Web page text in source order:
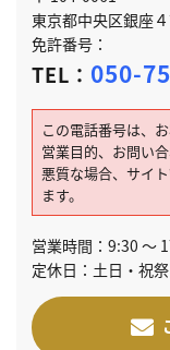
東京都中央区銀座
免許番号：
TEL： 050-
この電話番号は、
営業目的、お問い
悪質な場合、サイ
ます。
営業時間：9:30
定休日：土日・祝